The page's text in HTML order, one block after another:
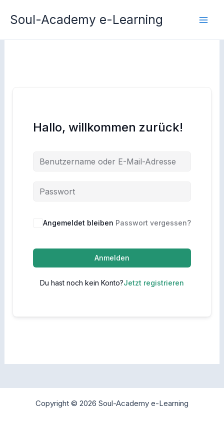
InhaltSoul-Academy e-Learning
Hallo, willkommen zurück!
Angemeldet bleiben Passwort vergessen?
Anmelden
Du hast noch kein Konto?Jetzt registrieren
Copyright © 2026 Soul-Academy e-Learning